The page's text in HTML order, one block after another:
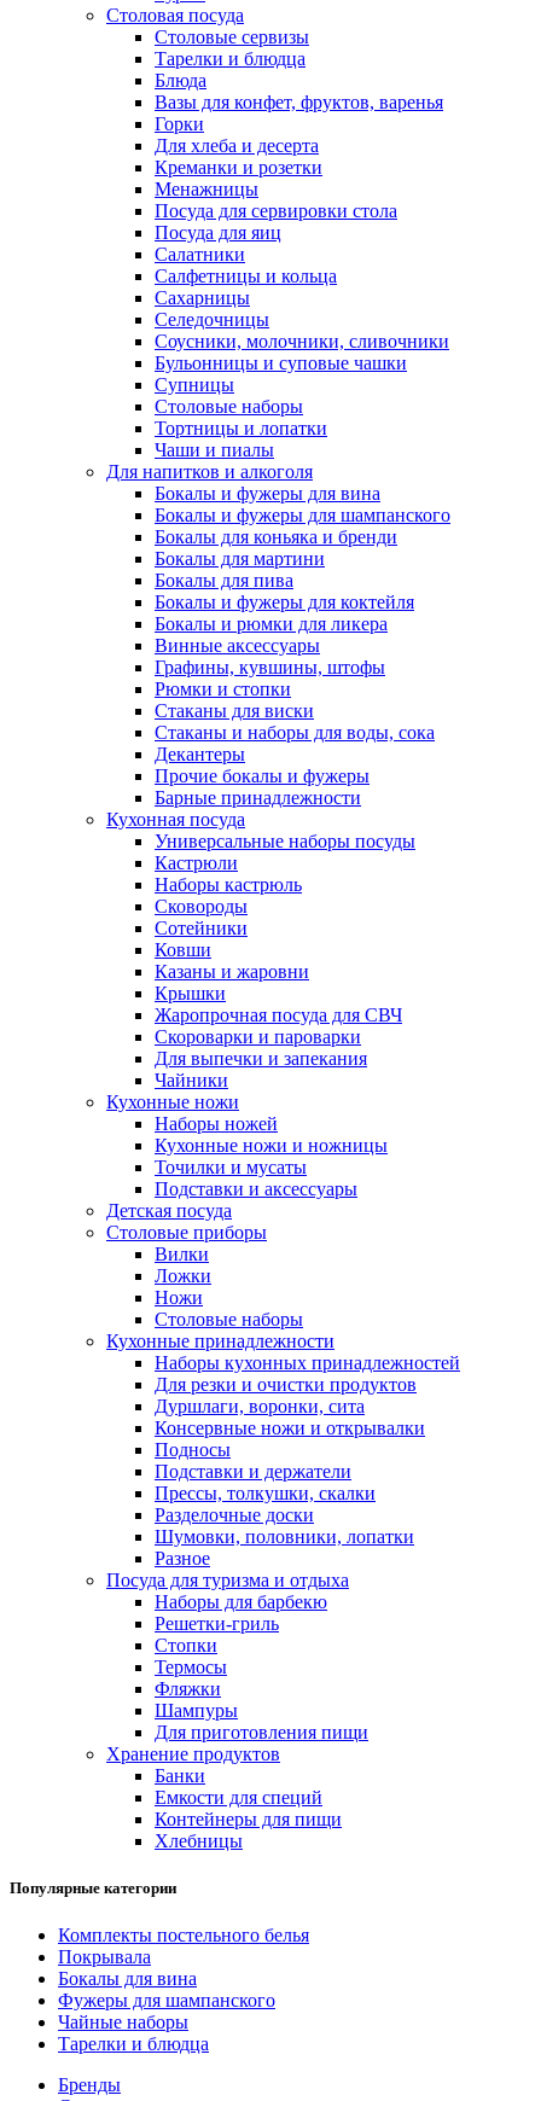
Столовая посуда
Столовые сервизы
Тарелки и блюдца
Блюда
Вазы для конфет, фруктов, варенья
Горки
Для хлеба и десерта
Креманки и розетки
Менажницы
Посуда для сервировки стола
Посуда для яиц
Салатники
Салфетницы и кольца
Сахарницы
Селедочницы
Соусники, молочники, сливочники
Бульонницы и суповые чашки
Супницы
Столовые наборы
Тортницы и лопатки
Чаши и пиалы
Для напитков и алкоголя
Бокалы и фужеры для вина
Бокалы и фужеры для шампанского
Бокалы для коньяка и бренди
Бокалы для мартини
Бокалы для пива
Бокалы и фужеры для коктейля
Бокалы и рюмки для ликера
Винные аксессуары
Графины, кувшины, штофы
Рюмки и стопки
Стаканы для виски
Стаканы и наборы для воды, сока
Декантеры
Прочие бокалы и фужеры
Барные принадлежности
Кухонная посуда
Универсальные наборы посуды
Кастрюли
Наборы кастрюль
Сковороды
Сотейники
Ковши
Казаны и жаровни
Крышки
Жаропрочная посуда для СВЧ
Скороварки и пароварки
Для выпечки и запекания
Чайники
Кухонные ножи
Наборы ножей
Кухонные ножи и ножницы
Точилки и мусаты
Подставки и аксессуары
Детская посуда
Столовые приборы
Вилки
Ложки
Ножи
Столовые наборы
Кухонные принадлежности
Наборы кухонных принадлежностей
Для резки и очистки продуктов
Дуршлаги, воронки, сита
Консервные ножи и открывалки
Подносы
Подставки и держатели
Прессы, толкушки, скалки
Разделочные доски
Шумовки, половники, лопатки
Разное
Посуда для туризма и отдыха
Наборы для барбекю
Решетки-гриль
Стопки
Термосы
Фляжки
Шампуры
Для приготовления пищи
Хранение продуктов
Банки
Емкости для специй
Контейнеры для пищи
Хлебницы
Популярные категории
Комплекты постельного белья
Покрывала
Бокалы для вина
Фужеры для шампанского
Чайные наборы
Тарелки и блюдца
Бренды